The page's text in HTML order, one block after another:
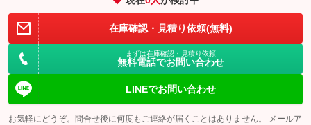
在庫確認・見積り依頼(無料)
まずは在庫確認・見積り依頼
無料電話でお問い合わせ
LINEでお問い合わせ
お気軽にどうぞ。問合せ後に何度もご連絡が届くことはありません。 メールア